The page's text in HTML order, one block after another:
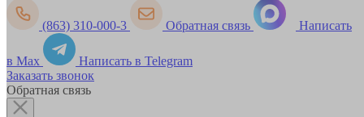
(863) 310-000-3 Обратная связь Написать
в Max
Написать в Telegram
Заказать звонок
Обратная связь